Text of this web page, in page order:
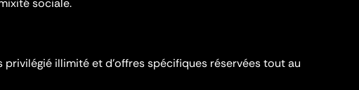
sociale.
privilégié illimité et d’offres spécifiques réservées tout au